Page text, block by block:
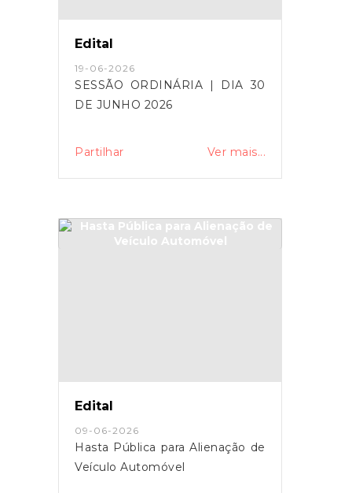
Edital
19-06-2026
SESSÃO ORDINÁRIA | DIA 30
DE JUNHO 2026
Partilhar Ver mais...
Edital
09-06-2026
Hasta Pública para Alienação de
Veículo Automóvel